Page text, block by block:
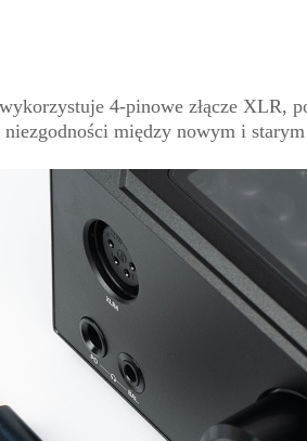
4-pinowe złącze XLR,
między nowym i starym